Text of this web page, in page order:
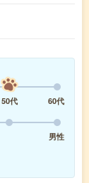
50代
60代
男性